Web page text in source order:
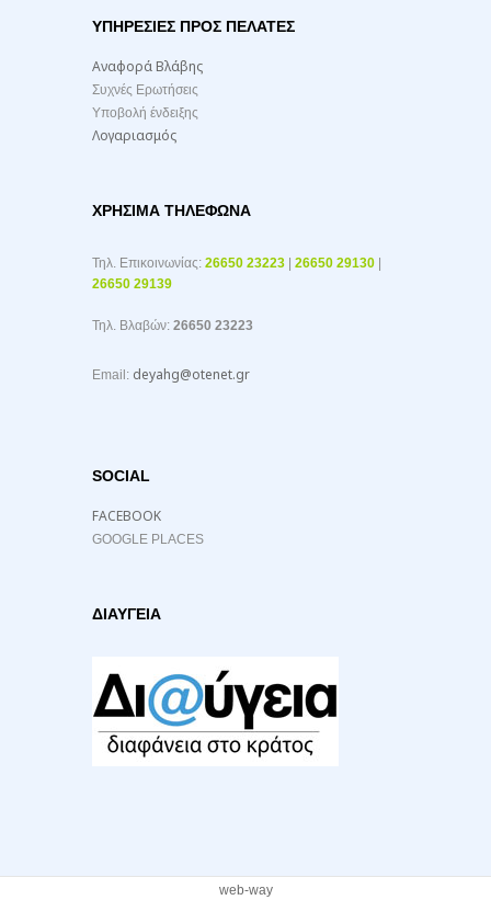
ΥΠΗΡΕΣΙΕΣ ΠΡΟΣ ΠΕΛΑΤΕΣ
Αναφορά Βλάβης
Συχνές Ερωτήσεις
Υποβολή ένδειξης
Λογαριασμός
ΧΡΉΣΙΜΑ ΤΗΛΈΦΩΝΑ
Τηλ. Επικοινωνίας: 26650 23223 26650 29130
26650 29139
Τηλ. Βλαβών: 26650 23223
Email: deyahg@otenet.gr
SOCIAL
FACEBOOK
GOOGLE PLACES
ΔΙΑΥΓΕΙΑ
web-way